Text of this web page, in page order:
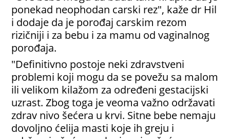
ponekad neophodan carski rez", kaže dr Hil
i dodaje da je porođaj carskim rezom
rizičniji i za bebu i za mamu od vaginalnog
porođaja.
"Definitivno postoje neki zdravstveni
problemi koji mogu da se povežu sa malom
ili velikom kilažom za određeni gestacijski
uzrast. Zbog toga je veoma važno održavati
zdrav nivo šećera u krvi. Sitne bebe nemaju
dovoljno ćelija masti koje ih greju i